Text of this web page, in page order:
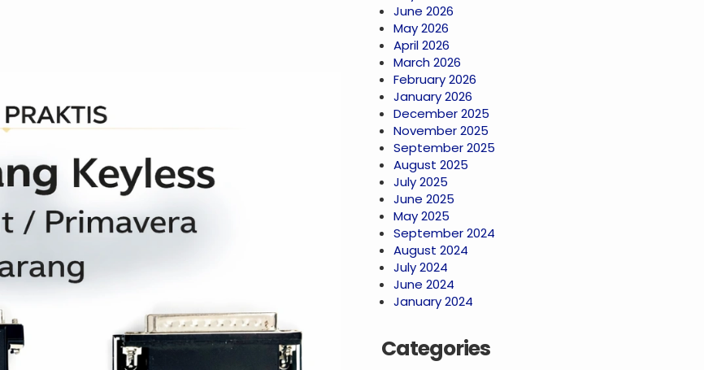
June 2026
May 2026
April 2026
March 2026
February 2026
January 2026
December 2025
November 2025
September 2025
August 2025
July 2025
June 2025
May 2025
September 2024
August 2024
July 2024
June 2024
January 2024
Categories